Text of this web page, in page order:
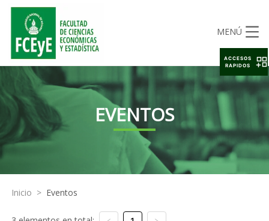
MENÚ
EVENTOS
Inicio > Eventos
ACCESOS
RAPIDOS